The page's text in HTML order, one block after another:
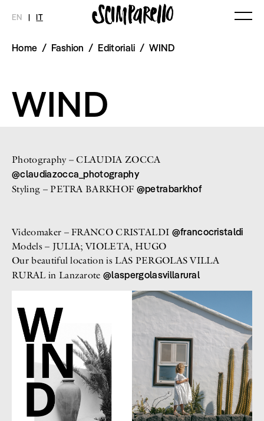
EN | IT
MAGAZINE NOVITÀ MODA
Meet Me
Chi siamo
Newsletter
Privacy Policy
Imprint
Home / Fashion / Editoriali / WIND
WIND
Photography – CLAUDIA ZOCCA
@claudiazocca_photography
Styling – PETRA BARKHOF @petrabarkhof
Videomaker – FRANCO CRISTALDI @francocristaldi
Models – JULIA; VIOLETA, HUGO
Our beautiful location is LAS PERGOLAS VILLA
RURAL in Lanzarote@laspergolasvillarural